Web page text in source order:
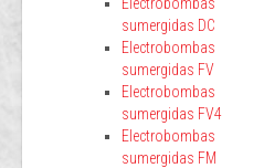
sumergidas DC
Electrobombas
sumergidas FV
Electrobombas
sumergidas FV4
Electrobombas
sumergidas FM